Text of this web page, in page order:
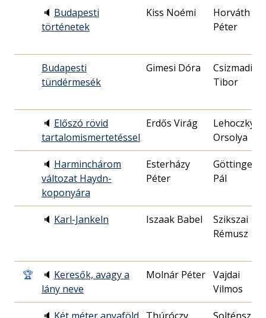
🔈 Budapesti
történetek
Kiss Noémi
Horváth
Péter
Budapesti
tündérmesék
Gimesi Dóra
Csizmadia
Tibor
🔈 Előszó rövid
tartalomismertetéssel
Erdős Virág
Lehoczky
Orsolya
🔈 Harminchárom
változat Haydn-
koponyára
Esterházy
Péter
Göttinger
Pál
🔈 Karl-Jankeln Iszaak Babel
Szikszai
Rémusz
🏆 🔈 Keresők, avagy a
lány neve
Molnár Péter Vajdai
Vilmos